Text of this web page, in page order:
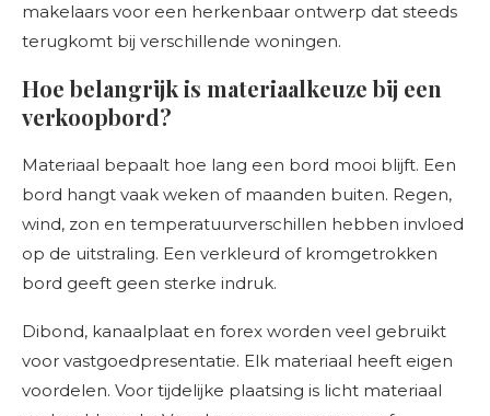
makelaars voor een herkenbaar ontwerp dat steeds
terugkomt bij verschillende woningen.
Hoe belangrijk is materiaalkeuze bij een
verkoopbord?
Materiaal bepaalt hoe lang een bord mooi blijft. Een
bord hangt vaak weken of maanden buiten. Regen,
wind, zon en temperatuurverschillen hebben invloed
op de uitstraling. Een verkleurd of kromgetrokken
bord geeft geen sterke indruk.
Dibond, kanaalplaat en forex worden veel gebruikt
voor vastgoedpresentatie. Elk materiaal heeft eigen
voordelen. Voor tijdelijke plaatsing is licht materiaal